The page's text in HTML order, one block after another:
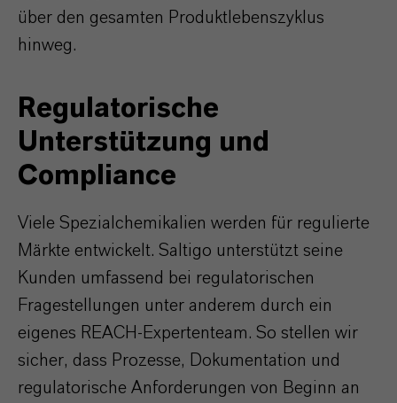
über den gesamten Produktlebenszyklus
hinweg.
Regulatorische
Unterstützung und
Compliance
Viele Spezialchemikalien werden für regulierte
Märkte entwickelt. Saltigo unterstützt seine
Kunden umfassend bei regulatorischen
Fragestellungen unter anderem durch ein
eigenes REACH-Expertenteam. So stellen wir
sicher, dass Prozesse, Dokumentation und
regulatorische Anforderungen von Beginn an